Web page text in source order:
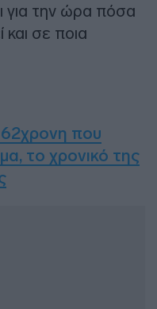
για την ώρα πόσα
και σε ποια
62χρονη που
το χρονικό της